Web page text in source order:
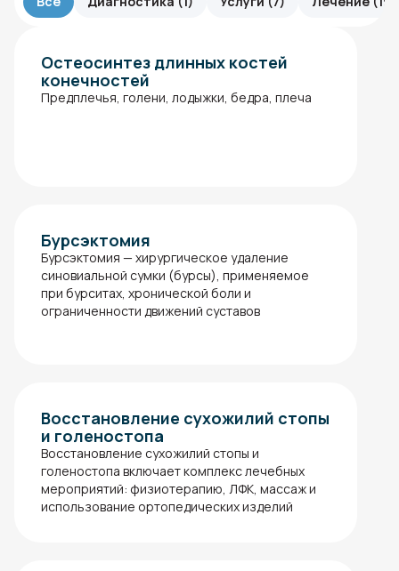
Остеосинтез длинных костей
конечностей
Предплечья, голени, лодыжки, бедра, плеча
Бурсэктомия
Бурсэктомия — хирургическое удаление
синовиальной сумки (бурсы), применяемое
при бурситах, хронической боли и
ограниченности движений суставов
Восстановление сухожилий стопы
и голеностопа
Восстановление сухожилий стопы и
голеностопа включает комплекс лечебных
мероприятий: физиотерапию, ЛФК, массаж и
использование ортопедических изделий